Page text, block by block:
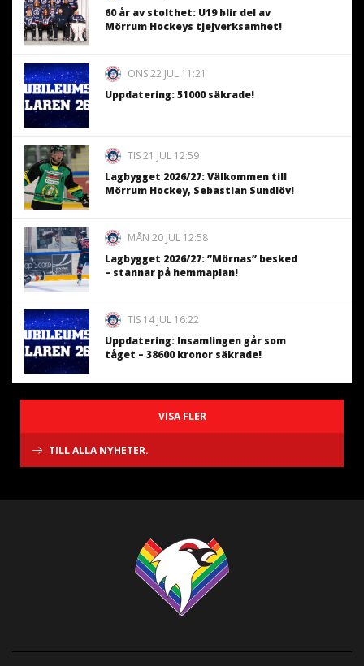
60 år av stolthet: U19 blir del av
Mörrum Hockeys tjejverksamhet!
ONS 22 JUL 11:21
Uppdatering: 51000 säkrade!
TIS 21 JUL 12:59
Lagbygget 2026/27: Välkommen till
Mörrum Hockey, Sebastian Sundlöv!
MÅN 20 JUL 12:58
Lagbygget 2026/27: ”Mörnas” besked
– stannar på hemmaplan!
TIS 14 JUL 16:22
Uppdatering: Insamlingen går som
tåget – 38600 kronor säkrade!
VISA FLER
TILL ALLA NYHETER.